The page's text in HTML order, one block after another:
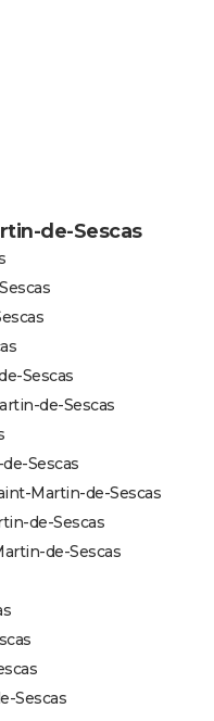
de-Sescas
Sescas
de-Sescas
Sescas
Martin-de-Sescas
de-Sescas
de-Sescas
Sescas